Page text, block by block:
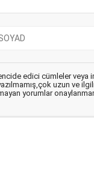
edici cümleler veya
uzun ve
yorumlar